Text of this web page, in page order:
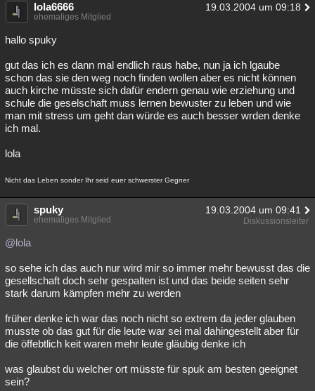
lola6666 19.03.2004 um 09:18
ehemaliges Mitglied
hallo spuky
gut das ich es dann mal endlich raus habe, nun ja ich lgaube
schon das sie den weg noch finden wollen aber es nicht können
auch kirche müsste sich dafür endern genau wie erziehung und
schule die geselschaft muss lernen bewuster zu leben und wie
man mit stress um geht dan würde es auch besser wrden denke
ich mal.
lola
Nicht das Leben sonder Ihr seid euer schwerster Gegner
spuky 19.03.2004 um 09:41
ehemaliges Mitglied Diskussionsleiter
@lola
so sehe ich das auch nur wird mir so immer mehr bewusst das die
gesellschaft doch sehr gespalten ist und das beide seiten sehr
stark darum kämpfen mehr zu werden
früher denke ich war das noch nicht so extrem da jeder glauben
musste ob das gut für die leute war sei mal dahingestellt aber für
die öffebtlich keit waren mehr leute gläubig denke ich
was glaubst du welcher ort müsste für spuk am besten geeignet
sein?